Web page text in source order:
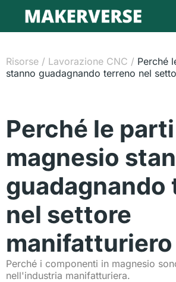
Risorse / Lavorazione CNC / Perché
stanno guadagnando terreno nel
Perché le
magnesio
guadagnando
nel settore
manifatturiero
Perché i componenti in magnesio
nell'industria manifatturiera.